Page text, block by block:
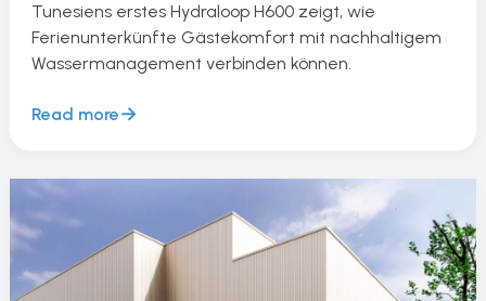
Tunesiens erstes Hydraloop H600 zeigt, wie
Ferienunterkünfte Gästekomfort mit nachhaltigem
Wassermanagement verbinden können.
Read more